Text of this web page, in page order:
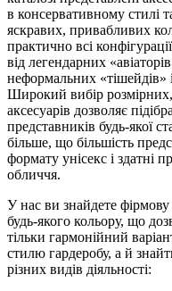
в консервативному стилі
яскравих, привабливих
практично всі
від легендарних
неформальних «тішейдів»
Широкий вибір розмірних,
аксесуарів дозволяє
представників будь-якої
більше, що більшість
формату унісекс і здатні
обличчя.
У нас ви знайдете
будь-якого кольору, що
тільки гармонійний
стилю гардеробу, а й
різних видів діяльності: